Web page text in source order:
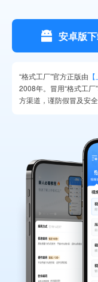
安卓版
“格式工厂”官方正版由
2008年。冒用“格式工
方渠道，谨防假冒及安全